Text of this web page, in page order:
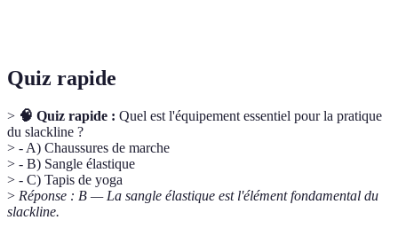
Quiz rapide
> 🧠 Quiz rapide : Quel est l'équipement essentiel pour la pratique
du slackline ?
> - A) Chaussures de marche
> - B) Sangle élastique
> - C) Tapis de yoga
> Réponse : B — La sangle élastique est l'élément fondamental du
slackline.